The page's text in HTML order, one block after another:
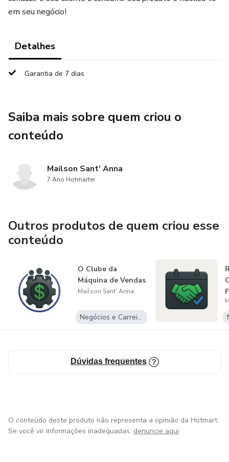
em seu negócio!
Detalhes
Garantia de 7 dias
Saiba mais sobre quem criou o
conteúdo
Mailson Sant' Anna
7 Ano Hotmarter
Outros produtos de quem criou esse
conteúdo
O Clube da
Máquina de Vendas
Mailson Sant' Anna
Negócios e Carreira
Dúvidas frequentes
O conteúdo deste produto não representa a opinião da Hotmart.
Se você vir informações inadequadas, denuncie aqui